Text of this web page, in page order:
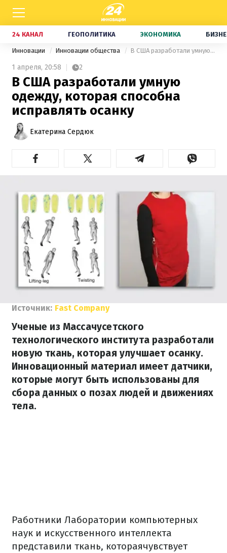
24 КАНАЛ ГЕОПОЛИТИКА ЭКОНОМИКА
Инновации Инновации общества В США разработали умную одежду, которая способна исправлять осанку
1 апреля, 20:58 2
В США разработали умную
одежду, которая способна
исправлять осанку
Екатерина Сердюк
Источник: Fast Company
Ученые из Массачусетского
технологического института разработали
новую ткань, которая улучшает осанку.
Инновационный материал имеет датчики,
которые могут быть использованы для
сбора данных о позах людей и движениях
тела.
Работники Лаборатории компьютерных
наук и искусственного интеллекта
представили ткань, котораячувствует